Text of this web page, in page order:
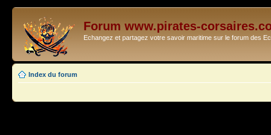
Forum www.pirates-
Echangez et partagez votre savoir maritime sur le forum des
Index du forum